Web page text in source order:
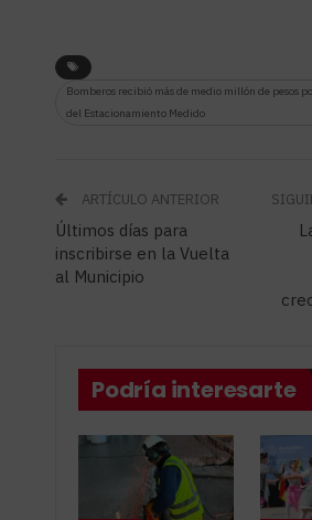
Bomberos recibió más de medio millón de pesos
del Estacionamiento Medido
ARTÍCULO ANTERIOR
Últimos días para
inscribirse en la Vuelta
al Municipio
Podría interesarte